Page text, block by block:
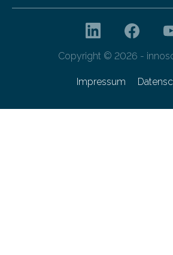
Copyright © 2026 -
Impressum